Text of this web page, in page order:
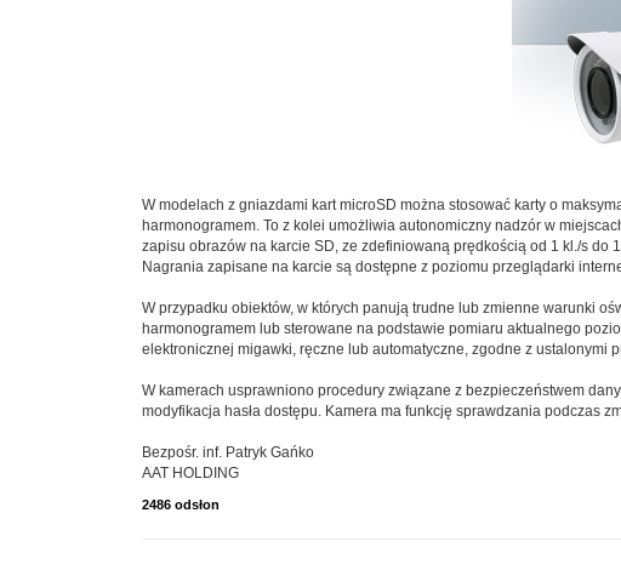
W modelach z gniazdami kart microSD można stosować karty o
harmonogramem. To z kolei umożliwia autonomiczny nadzór w
zapisu obrazów na karcie SD, ze zdefiniowaną prędkością od 1 kl./s
Nagrania zapisane na karcie są dostępne z poziomu przeglądarki
W przypadku obiektów, w których panują trudne lub zmienne warunki
harmonogramem lub sterowane na podstawie pomiaru aktualnego
elektronicznej migawki, ręczne lub automatyczne, zgodne z ustalonymi
W kamerach usprawniono procedury związane z bezpieczeństwem
modyfikacja hasła dostępu. Kamera ma funkcję sprawdzania podczas
Bezpośr. inf. Patryk Gańko
AAT HOLDING
2486 odsłon